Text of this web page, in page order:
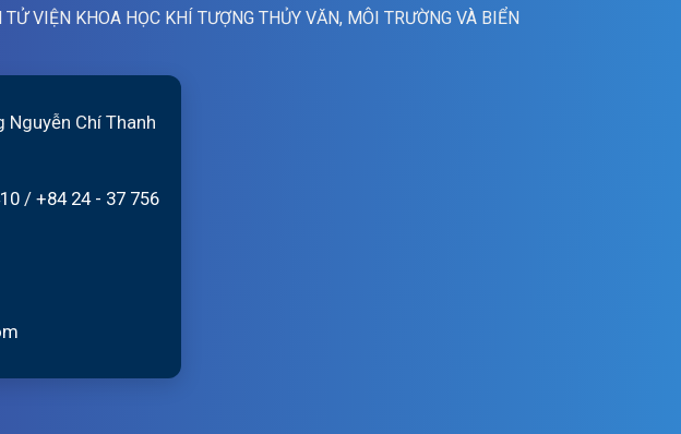
VIỆN KHOA HỌC KHÍ TƯỢNG THỦY VĂN, MÔI TRƯỜNG VÀ BIỂN
Chí Thanh
/ +84 24 - 37 756